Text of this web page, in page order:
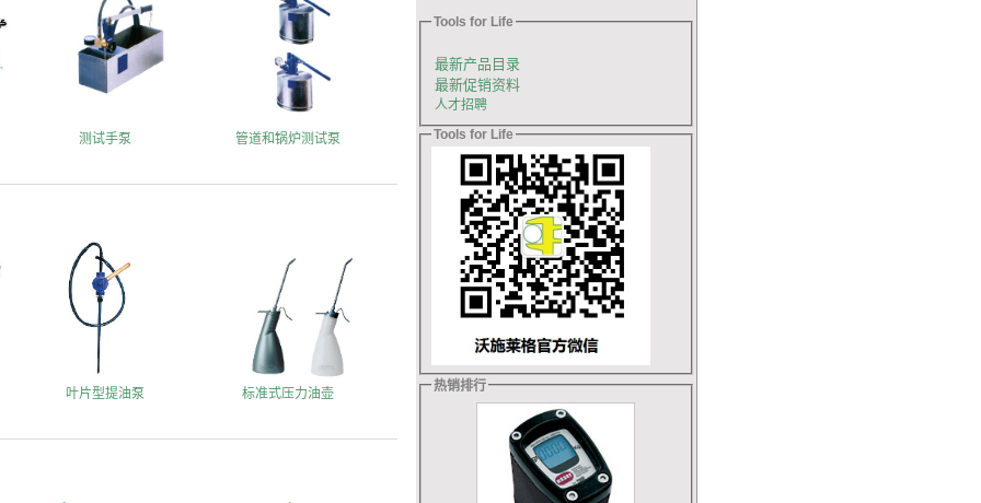
测试手泵 管道和锅炉测试泵
叶片型提油泵 标准式压力油壶
Tools for Life
最新产品目录
最新促销资料
人才招聘
Tools for Life
热销排行